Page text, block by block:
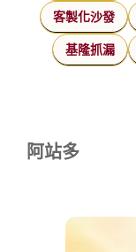
客製化沙發
基隆抓漏
阿站多